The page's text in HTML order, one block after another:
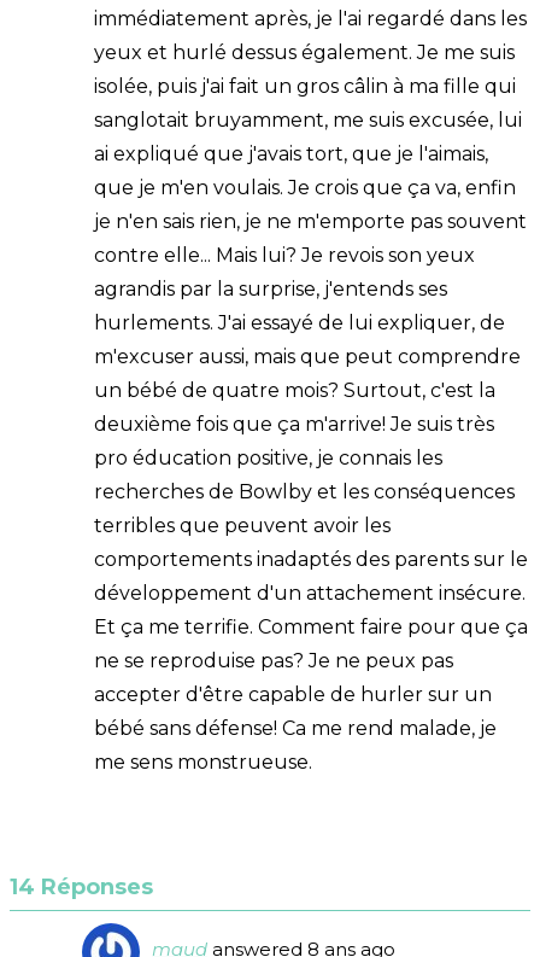
immédiatement après, je l'ai regardé dans les
yeux et hurlé dessus également. Je me suis
isolée, puis j'ai fait un gros câlin à ma fille qui
sanglotait bruyamment, me suis excusée, lui
ai expliqué que j'avais tort, que je l'aimais,
que je m'en voulais. Je crois que ça va, enfin
je n'en sais rien, je ne m'emporte pas souvent
contre elle... Mais lui? Je revois son yeux
agrandis par la surprise, j'entends ses
hurlements. J'ai essayé de lui expliquer, de
m'excuser aussi, mais que peut comprendre
un bébé de quatre mois? Surtout, c'est la
deuxième fois que ça m'arrive! Je suis très
pro éducation positive, je connais les
recherches de Bowlby et les conséquences
terribles que peuvent avoir les
comportements inadaptés des parents sur le
développement d'un attachement insécure.
Et ça me terrifie. Comment faire pour que ça
ne se reproduise pas? Je ne peux pas
accepter d'être capable de hurler sur un
bébé sans défense! Ca me rend malade, je
me sens monstrueuse.
14 Réponses
maud answered 8 ans ago